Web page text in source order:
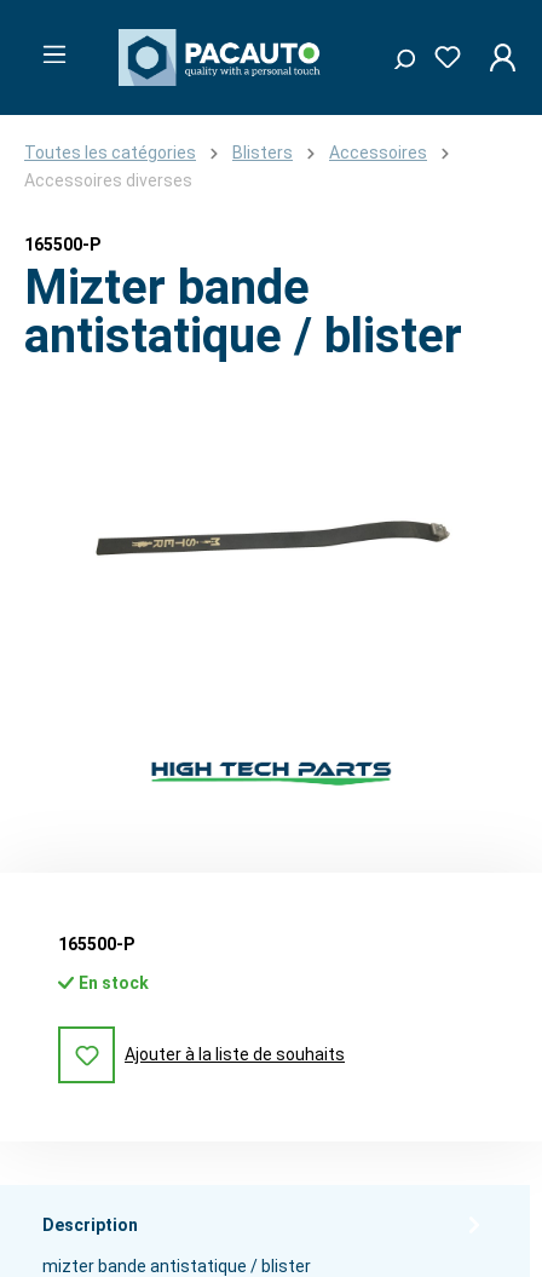
Toutes les catégories Blisters
Accessoires
Accessoires diverses
165500-P
Mizter bande
antistatique / blister
165500-P
En stock
Ajouter à la liste de souhaits
Description
mizter bande antistatique / blister